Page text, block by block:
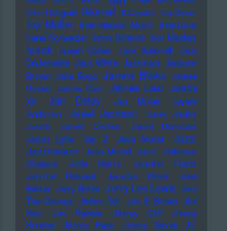
Ikke Hüftgold Ikkimel Il Civetto Ina Deter
Ina Müller International Music Interzone
Irene Schweizer Irmin Schmidt Iron Maiden
Isaak Isaiah Collier Jack Antonoff Jack
DeJohnette Jack White Jackmate Jackson
Brown Jake Bugg James Blake James
Brown James Carr James Last Jamie
xx
Jan Delay Jan Müller
Jane's
Addiction
Janet Jackson
Janis Joplin
Jantra
Jarvis Cocker
Jason Donovan
Jason Lytle
Jay Z Jaye Muller
Jazz
Jazzmatazz Jean-Michel Jarre Jefferson
Airplane
Jello Biafra
Jennifer Finch
Jennifer Rostock
Jennifer Weist
Jens
Balzer Jerry Butler Jerry Lee Lewis Jeru
The Damaja Jethro Tull Jim E Brown Jim
Kerr
Jim Rakete Jimmy Cliff
Jimmy
Kimmel
Jimmy Page Jimmy Savile
JJ